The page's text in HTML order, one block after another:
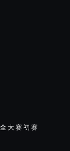
全 大 赛 初 赛